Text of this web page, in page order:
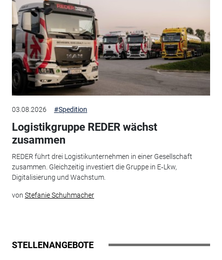
03.08.2026 #Spedition
Logistikgruppe REDER wächst
zusammen
REDER führt drei Logistikunternehmen in einer Gesellschaft
zusammen. Gleichzeitig investiert die Gruppe in E‑Lkw,
Digitalisierung und Wachstum.
von Stefanie Schuhmacher
STELLENANGEBOTE